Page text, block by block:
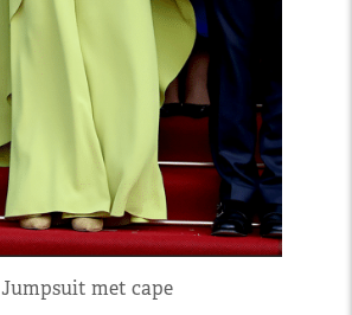
Jumpsuit met cape